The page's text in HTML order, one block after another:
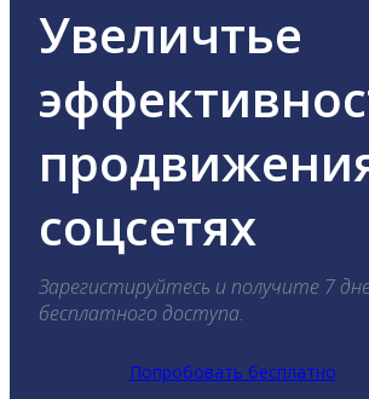
Увеличтье
соцсетях
Зарегистируйтесь и получите 7
бесплатного доступа.
Попробовать бесплатно